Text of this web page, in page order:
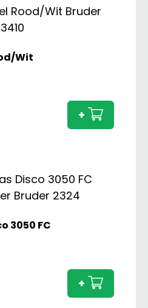
Speelfiguur
aantal
Wit
aantal
+
3050 FC
3050
+